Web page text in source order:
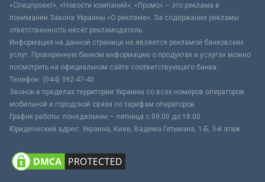
«Спецпроект», «Новости компаний», «Промо» – это реклама в
понимании Закона Украины «О рекламе». За содержание рекламы
ответственность несёт рекламодатель.
Информация на данной странице не является рекламой банковских
услуг. Проверенную банком информацию о продуктах и услугах можно
посмотреть на официальном сайте соответствующего банка.
Телефон: (044) 392-47-40
Звонок в пределах территории Украины со всех номеров операторов
мобильной и городской связи по тарифам операторов
График работы: понедельник – пятница с 09:00 до 18:00
Юридический адрес: Украина, Киев, Вадима Гетьмана, 1-Б, 3-й этаж